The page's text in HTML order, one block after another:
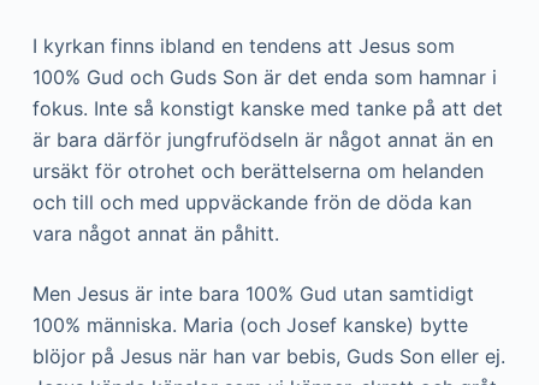
I kyrkan finns ibland en tendens att Jesus som
100% Gud och Guds Son är det enda som hamnar i
fokus. Inte så konstigt kanske med tanke på att det
är bara därför jungfrufödseln är något annat än en
ursäkt för otrohet och berättelserna om helanden
och till och med uppväckande frön de döda kan
vara något annat än påhitt.
Men Jesus är inte bara 100% Gud utan samtidigt
100% människa. Maria (och Josef kanske) bytte
blöjor på Jesus när han var bebis, Guds Son eller ej.